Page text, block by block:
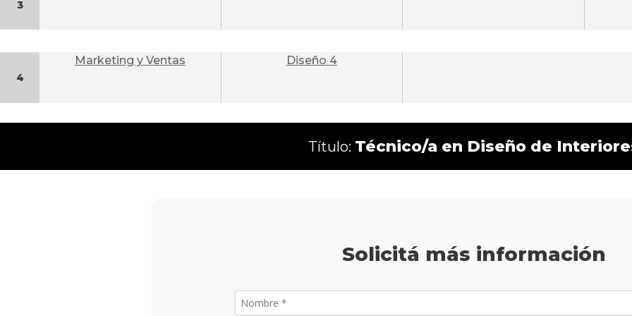
3
4
Marketing y Ventas Diseño 4
Título: Técnico/a en Diseño de
Solicitá más información